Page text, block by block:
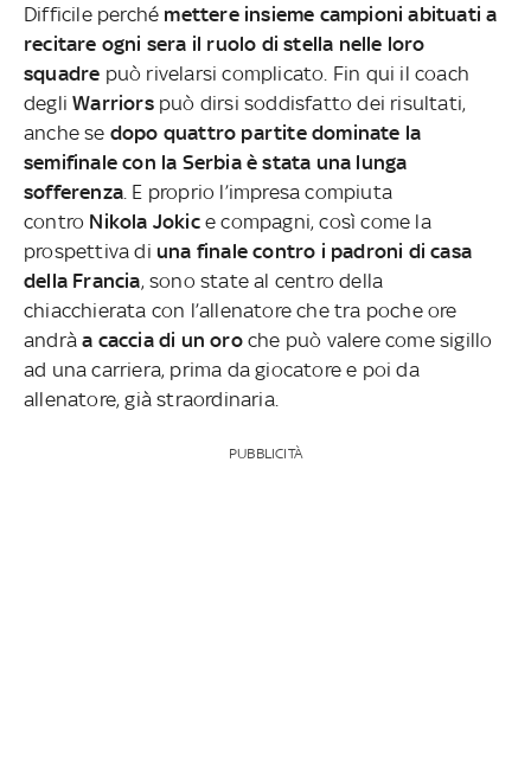
Difficile perché mettere insieme campioni abituati a
recitare ogni sera il ruolo di stella nelle loro
squadre può rivelarsi complicato. Fin qui il coach
degliWarriorspuò dirsi soddisfatto dei risultati,
anche se dopo quattro partite dominate la
semifinale con la Serbia è stata una lunga
sofferenza . E proprio l’impresa compiuta
contro Nikola Jokice compagni, così come la
prospettiva di una finale contro i padroni di casa
della Francia, sono state al centro della
chiacchierata con l’allenatore che tra poche ore
andràa caccia di un oroche può valere come sigillo
ad una carriera, prima da giocatore e poi da
allenatore, già straordinaria.
PUBBLICITÀ